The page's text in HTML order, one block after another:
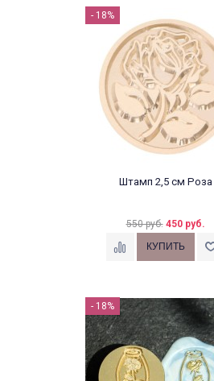
- 18%
Штамп 2,5 см Роза
550 руб. 450 руб.
- 18%